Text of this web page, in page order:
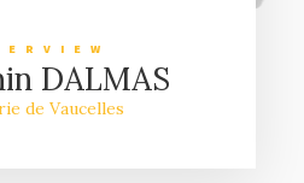
DALMAS
de Vaucelles